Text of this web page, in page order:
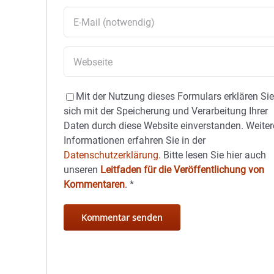
Mit der Nutzung dieses Formulars erklären Sie
sich mit der Speicherung und Verarbeitung Ihrer
Daten durch diese Website einverstanden.
Informationen erfahren Sie in der
Datenschutzerklärung. Bitte lesen Sie hier auch
unseren Leitfaden für die Veröffentlichung von
Kommentaren.*